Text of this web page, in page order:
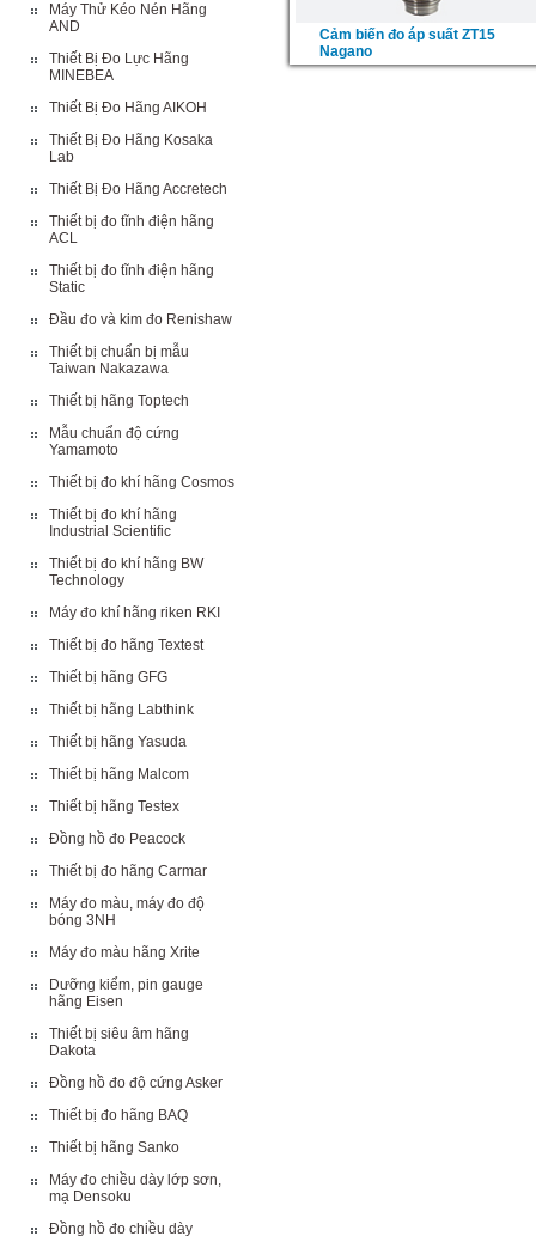
Máy Thử Kéo Nén Hãng
AND
Thiết Bị Đo Lực Hãng
MINEBEA
Thiết Bị Đo Hãng AIKOH
Thiết Bị Đo Hãng Kosaka
Lab
Thiết Bị Đo Hãng Accretech
Thiết bị đo tĩnh điện hãng
ACL
Thiết bị đo tĩnh điện hãng
Static
Đầu đo và kim đo Renishaw
Thiết bị chuẩn bị mẫu
Taiwan Nakazawa
Thiết bị hãng Toptech
Mẫu chuẩn độ cứng
Yamamoto
Thiết bị đo khí hãng Cosmos
Thiết bị đo khí hãng
Industrial Scientific
Thiết bị đo khí hãng BW
Technology
Máy đo khí hãng riken RKI
Thiết bị đo hãng Textest
Thiết bị hãng GFG
Thiết bị hãng Labthink
Thiết bị hãng Yasuda
Thiết bị hãng Malcom
Thiết bị hãng Testex
Đồng hồ đo Peacock
Thiết bị đo hãng Carmar
Máy đo màu, máy đo độ
bóng 3NH
Máy đo màu hãng Xrite
Dưỡng kiểm, pin gauge
hãng Eisen
Thiết bị siêu âm hãng
Dakota
Đồng hồ đo độ cứng Asker
Thiết bị đo hãng BAQ
Thiết bị hãng Sanko
Máy đo chiều dày lớp sơn,
mạ Densoku
Đồng hồ đo chiều dày
Cảm biến đo áp suất ZT15
Nagano